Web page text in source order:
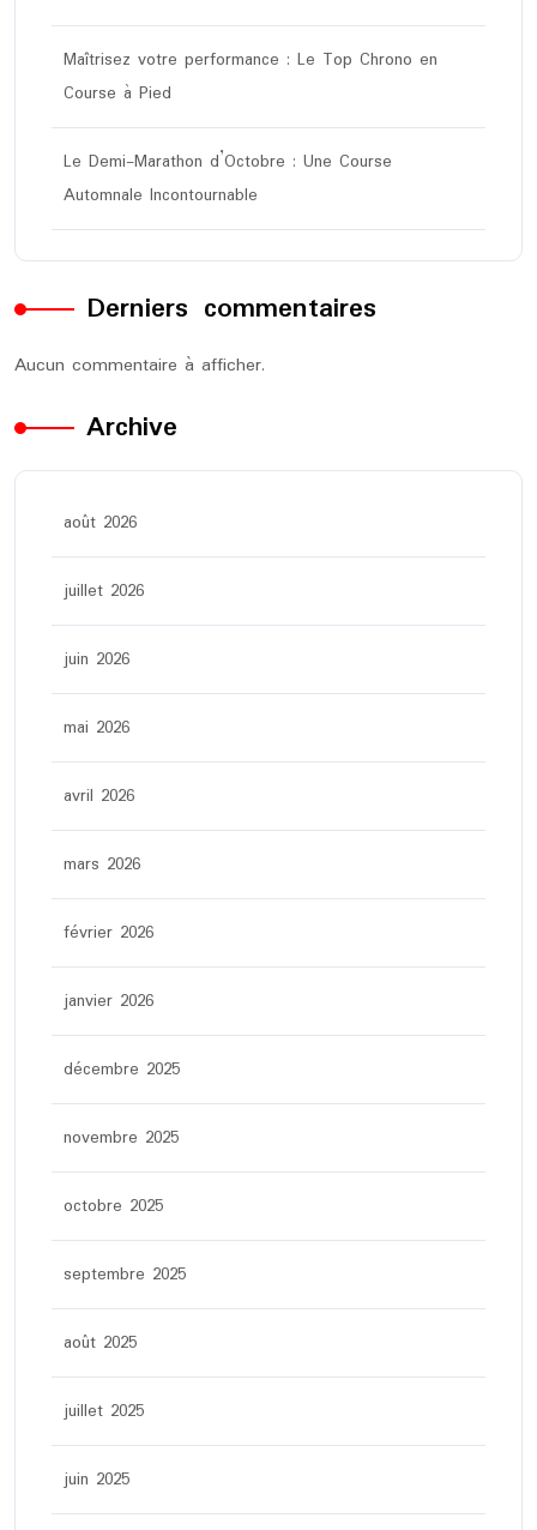
Maîtrisez votre performance : Le Top Chrono en
Course à Pied
Le Demi-Marathon d’Octobre : Une Course
Automnale Incontournable
Derniers commentaires
Aucun commentaire à afficher.
Archive
août 2026
juillet 2026
juin 2026
mai 2026
avril 2026
mars 2026
février 2026
janvier 2026
décembre 2025
novembre 2025
octobre 2025
septembre 2025
août 2025
juillet 2025
juin 2025